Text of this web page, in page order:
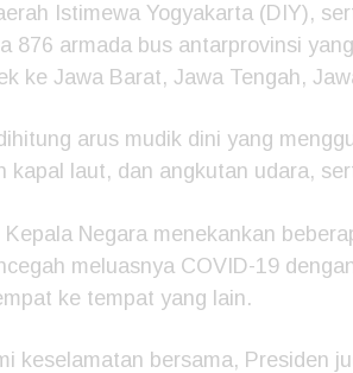
Istimewa Yogyakarta (DIY),
876 armada bus antarprovinsi
ke Jawa Barat, Jawa Tengah,
arus mudik dini yang
kapal laut, dan angkutan udara,
Kepala Negara menekankan
meluasnya COVID-19
ke tempat yang lain.
keselamatan bersama, Presiden